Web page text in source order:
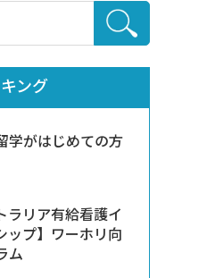
ング
学がはじめての方
ラリア有給看護イ
ップ】ワーホリ向
ム